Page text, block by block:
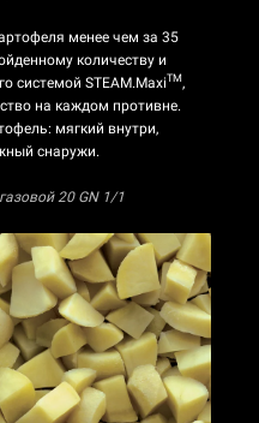
менее чем за 35
количеству и
системой STEAM.MaxiTM,
на каждом противне.
мягкий внутри,
снаружи.
20 GN 1/1